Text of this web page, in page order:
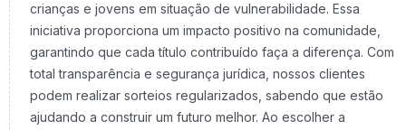
crianças e jovens em situação de vulnerabilidade. Essa
iniciativa proporciona um impacto positivo na comunidade,
garantindo que cada título contribuído faça a diferença. Com
total transparência e segurança jurídica, nossos clientes
podem realizar sorteios regularizados, sabendo que estão
ajudando a construir um futuro melhor. Ao escolher a